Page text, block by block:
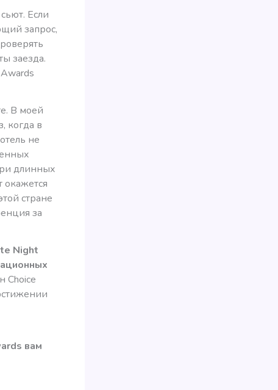
Если
запрос,
заезда.
В моей
когда в
не
длинных
стране
за
Night
Choice
вам